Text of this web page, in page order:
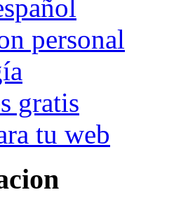
personal
gratis
tu web